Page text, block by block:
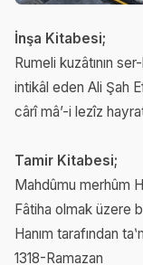
İnşa Kitabesi;
Rumeli kuzâtının
intikâl eden Ali Şah
cârî mâ’-i lezîz
Tamir Kitabesi;
Mahdûmu merhûm
Fâtiha olmak üzere
Hanım tarafından
1318-Ramazan